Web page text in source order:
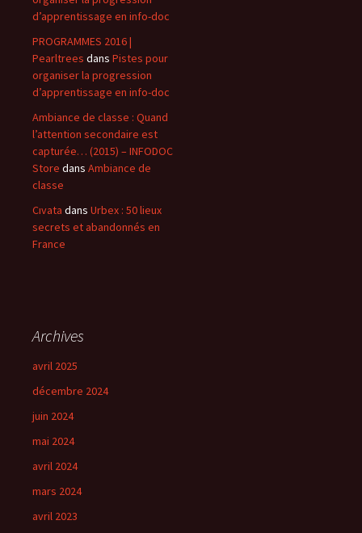
d’apprentissage en info-doc
PROGRAMMES 2016 |
Pearltrees dans Pistes pour
organiser la progression
d’apprentissage en info-doc
Ambiance de classe : Quand
l’attention secondaire est
capturée… (2015) – INFODOC
Store dans Ambiance de
classe
Cıvata dans Urbex : 50 lieux
secrets et abandonnés en
France
Archives
avril 2025
décembre 2024
juin 2024
mai 2024
avril 2024
mars 2024
avril 2023